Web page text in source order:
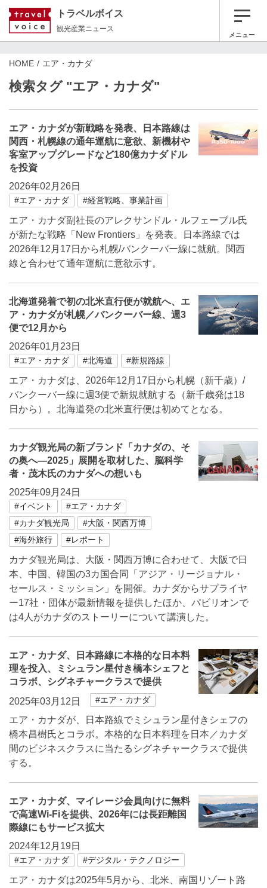
トラベルボイス
観光産業ニュース
メニュー
HOME エア・カナダ
検索タグ "エア・カナダ"
エア・カナダが新戦略を発表、日本路線は
関西・札幌線の通年運航に意欲、新機材や
客室アップグレードなど180億カナダドル
を投資
2026年02月26日
#エア・カナダ #経営戦略、事業計画
エア・カナダ副社長のアレクサンドル・ルフェーブル氏
が新たな戦略「New Frontiers」を発表。日本路線では
2026年12月17日から札幌/バンクーバー線に就航。関西
線と合わせて通年運航に意欲示す。
北海道発着で初の北米直行便が就航へ、エ
ア・カナダが札幌／バンクーバー線、週3
便で12月から
2026年01月23日
#エア・カナダ #北海道 #新規路線
エア・カナダは、2026年12月17日から札幌（新千歳）/
バンクーバー線に週3便で新規就航する（新千歳発は18
日から）。北海道発の北米直行便は初めてとなる。
カナダ観光局の新ブランド「カナダの、そ
の奥へ―2025」展開を取材した、脳科学
者・茂木氏のカナダへの想いも
2025年09月24日
#イベント
#エア・カナダ
#カナダ観光局
#大阪・関西万博
#海外旅行
#レポート
カナダ観光局は、大阪・関西万博に合わせて、大阪で日
本、中国、韓国の3カ国合同「アジア・リージョナル・
セールス・ミッション」を開催。カナダからサプライヤ
ー17社・団体が最新情報を提供したほか、パビリオンで
は4人がカナダのストーリーについて講演した。
エア・カナダ、日本路線に本格的な日本料
理を投入、ミシュラン星付き橋本シェフと
コラボ、シグネチャークラスで提供
2025年03月12日
#エア・カナダ
エア・カナダが、日本路線でミシュラン星付きシェフの
橋本昌樹氏とコラボ。本格的な日本料理を日本／カナダ
間のビジネスクラスに当たるシグネチャークラスで提供
する。
エア・カナダ、マイレージ会員向けに無料
で高速Wi-Fiを提供、2026年には長距離国
際線にもサービス拡大
2024年12月19日
#エア・カナダ #デジタル・テクノロジー
エア・カナダは2025年5月から、北米、南国リゾート路